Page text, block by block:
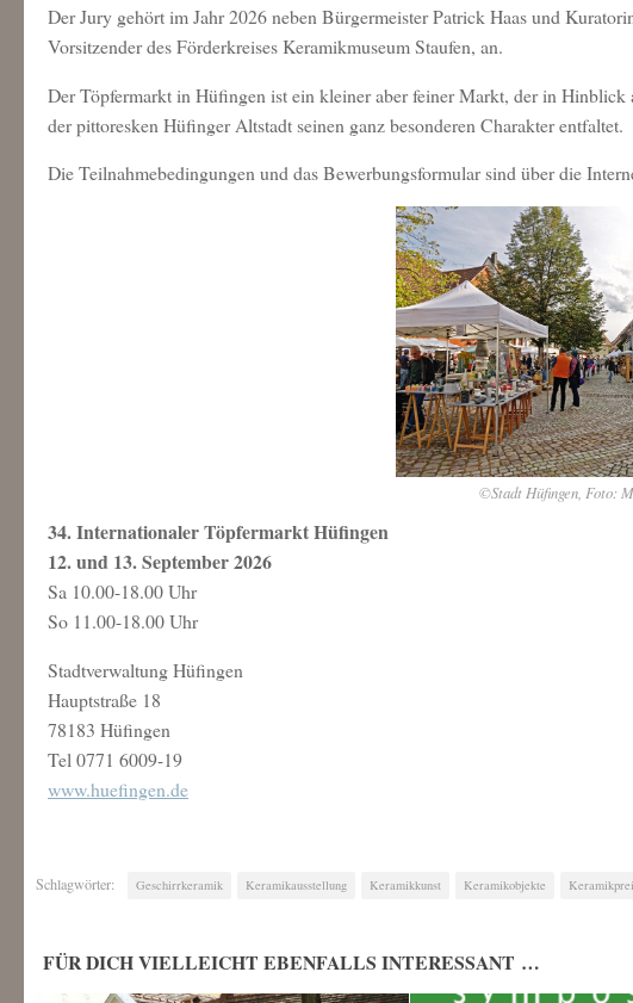
Der Jury gehört im Jahr 2026 neben Bürgermeister Patrick Haas und
Vorsitzender des Förderkreises Keramikmuseum Staufen, an.
Der Töpfermarkt in Hüfingen ist ein kleiner aber feiner Markt, der in
der pittoresken Hüfinger Altstadt seinen ganz besonderen Charakter entfaltet.
Die Teilnahmebedingungen und das Bewerbungsformular sind über die
©Stadt Hüfingen, Foto:
34. Internationaler Töpfermarkt Hüfingen
12. und 13. September 2026
Sa 10.00-18.00 Uhr
So 11.00-18.00 Uhr
Stadtverwaltung Hüfingen
Hauptstraße 18
78183 Hüfingen
Tel 0771 6009-19
www.huefingen.de
Schlagwörter: Geschirrkeramik Keramikausstellung Keramikkunst Keramikobjekte
FÜR DICH VIELLEICHT EBENFALLS INTERESSANT …